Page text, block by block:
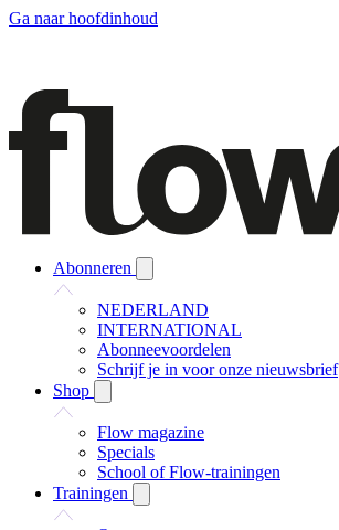
Ga naar hoofdinhoud
Abonneren
NEDERLAND
INTERNATIONAL
Abonneevoordelen
Schrijf je in voor onze nieuwsbrief
Shop
Flow magazine
Specials
School of Flow-trainingen
Trainingen